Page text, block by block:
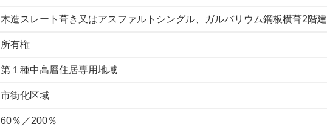
木造スレート葺き又はアスファルトシングル、ガルバリウム鋼板横葺2階建
所有権
第１種中高層住居専用地域
市街化区域
60％／200％